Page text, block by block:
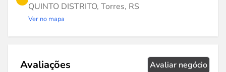
QUINTO DISTRITO, Torres, RS
Ver no mapa
Avaliações Avaliar negócio